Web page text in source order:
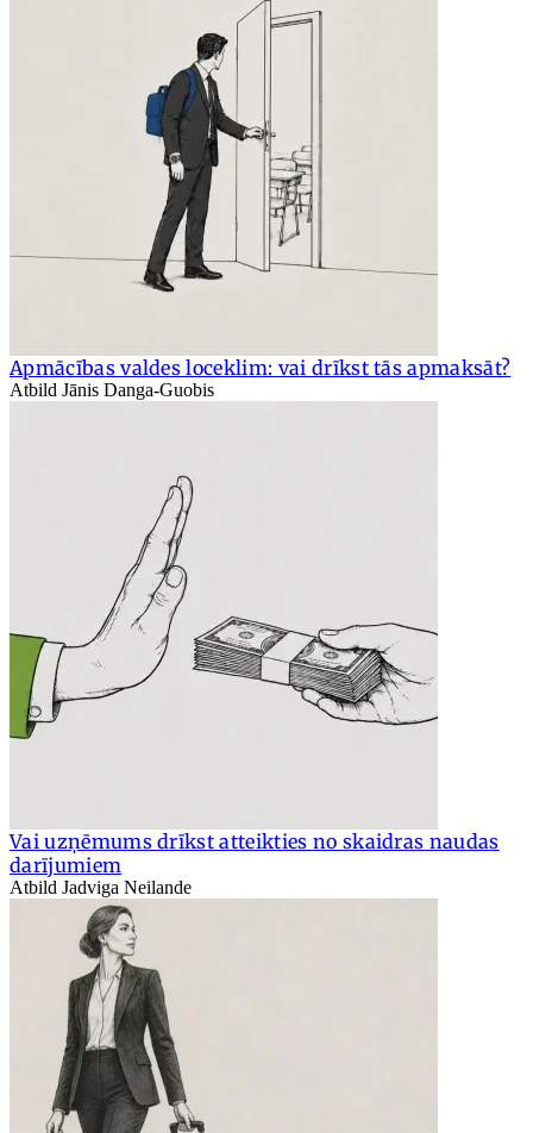
Apmācības valdes loceklim: vai drīkst tās apmaksāt?
Atbild Jānis Danga-Guobis
Vai uzņēmums drīkst atteikties no skaidras naudas
darījumiem
Atbild Jadviga Neilande